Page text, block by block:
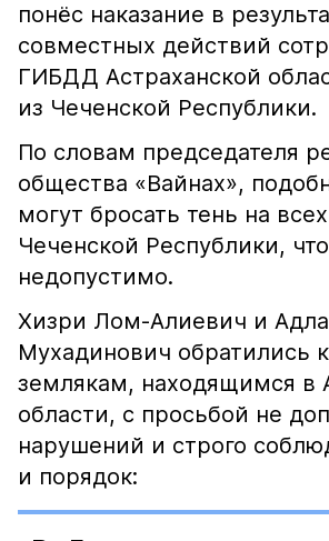
понёс наказание в
совместных действий
ГИБДД Астраханской
из Чеченской Республики.
По словам председателя
общества «Вайнах»,
могут бросать тень на
Чеченской Республики, что
недопустимо.
Хизри Лом-Алиевич и
Мухадинович обратились
землякам, находящимся в
области, с просьбой не
нарушений и строго
и порядок: